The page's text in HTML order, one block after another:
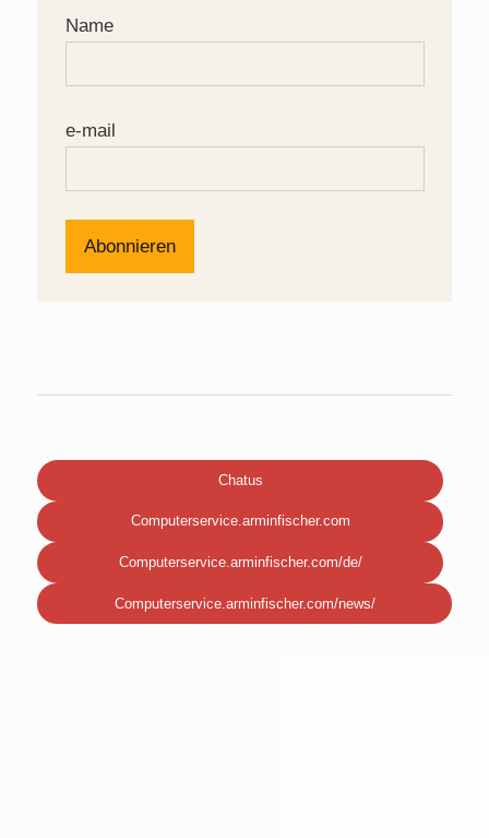
Name
e-mail
Chatus
Computerservice.arminfischer.com
Computerservice.arminfischer.com/de/
Computerservice.arminfischer.com/news/